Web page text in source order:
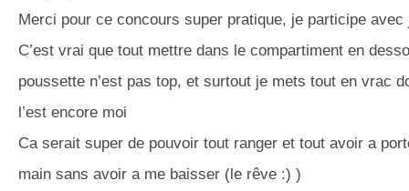
Merci pour ce concours super pratique, je participe avec
C’est vrai que tout mettre dans le compartiment en
poussette n’est pas top, et surtout je mets tout en vrac
l’est encore moi
Ca serait super de pouvoir tout ranger et tout avoir a
main sans avoir a me baisser (le rêve :) )